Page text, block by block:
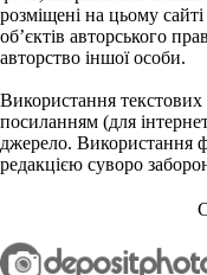
розміщені на цьому
об’єктів авторського
авторство іншої особи.
Використання текстових
посиланням (для
джерело. Використання
редакцією суворо